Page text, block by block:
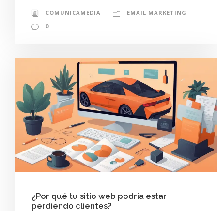
COMUNICAMEDIA
EMAIL MARKETING
0
¿Por qué tu sitio web podría estar
perdiendo clientes?